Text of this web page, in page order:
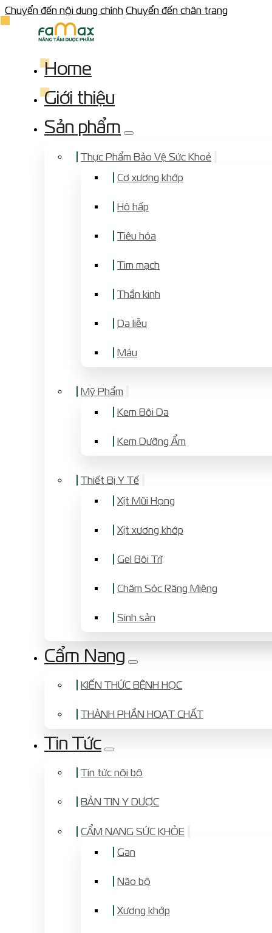
Chuyển đến nội dung chính Chuyển đến chân trang
Home
Giới thiệu
Sản phẩm
Thực Phẩm Bảo Vệ Sức Khoẻ
Cơ xương khớp
Hô hấp
Tiêu hóa
Tim mạch
Thần kinh
Da liễu
Máu
Mỹ Phẩm
Kem Bôi Da
Kem Dưỡng Ẩm
Thiết Bị Y Tế
Xịt Mũi Họng
Xịt xương khớp
Gel Bôi Trĩ
Chăm Sóc Răng Miệng
Sinh sản
Cẩm Nang
KIẾN THỨC BỆNH HỌC
THÀNH PHẦN HOẠT CHẤT
Tin Tức
Tin tức nội bộ
BẢN TIN Y DƯỢC
CẨM NANG SỨC KHỎE
Gan
Não bộ
Xương khớp